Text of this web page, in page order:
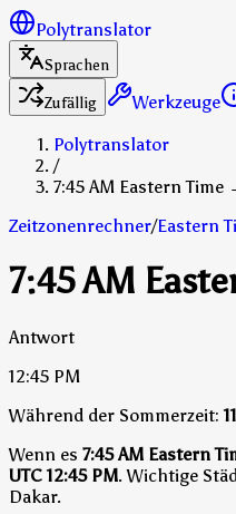
Polytranslator
Sprachen
Zufällig
Werkzeuge
Polytranslator
/
7:45 AM Eastern Time
Zeitzonenrechner/Eastern
7:45 AM
Antwort
12:45 PM
Während der Sommerzeit:
Wenn es 7:45 AM Eastern
UTC 12:45 PM.Wichtige
Dakar.